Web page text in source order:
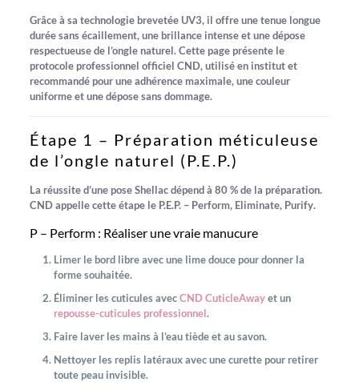
Grâce à sa technologie brevetée UV3, il offre une tenue longue
durée sans écaillement, une brillance intense et une dépose
respectueuse de l’ongle naturel. Cette page présente le
protocole professionnel officiel CND, utilisé en institut et
recommandé pour une adhérence maximale, une couleur
uniforme et une dépose sans dommage.
Étape 1 – Préparation méticuleuse
de l’ongle naturel (P.E.P.)
La réussite d’une pose Shellac dépend à 80 % de la préparation.
CND appelle cette étape le P.E.P. – Perform, Eliminate, Purify.
P – Perform : Réaliser une vraie manucure
Limer le bord libre avec une lime douce pour donner la
forme souhaitée.
Éliminer les cuticules avecCND CuticleAwayet un
repousse-cuticules professionnel.
Faire laver les mains à l’eau tiède et au savon.
Nettoyer les replis latéraux avec une curette pour retirer
toute peau invisible.